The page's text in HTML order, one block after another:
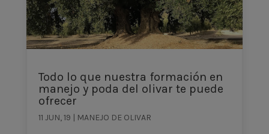
Todo lo que nuestra formación en
manejo y poda del olivar te puede
ofrecer
11 JUN, 19 | MANEJO DE OLIVAR